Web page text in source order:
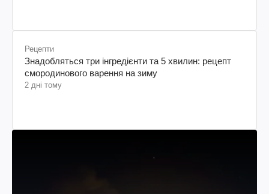
Рецепти
Знадобляться три інгредієнти та 5 хвилин: рецепт
смородинового варення на зиму
2 дні тому